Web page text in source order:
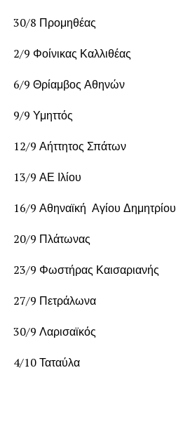
30/8 Προμηθέας
2/9 Φοίνικας Καλλιθέας
6/9 Θρίαμβος Αθηνών
9/9 Υμηττός
12/9 Αήττητος Σπάτων
13/9 ΑΕ Ιλίου
16/9 Αθηναϊκή Αγίου Δημητρίου
20/9 Πλάτωνας
23/9 Φωστήρας Καισαριανής
27/9 Πετράλωνα
30/9 Λαρισαϊκός
4/10 Ταταύλα